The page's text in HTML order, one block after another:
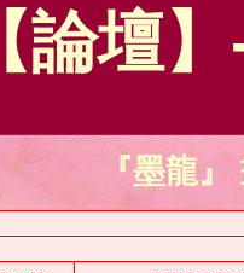
【論壇
『墨龍